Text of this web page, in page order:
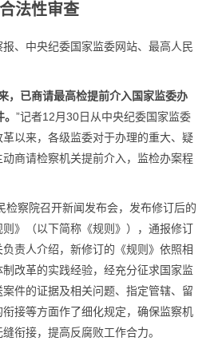
合法性审查
、中央纪委国家监委网站、最高人民
，已商请最高检提前介入国家监委办
”记者12月30日从中央纪委国家监委
以来，各级监委对于办理的重大、疑
商请检察机关提前介入，监检办案程
检察院召开新闻发布会，发布修订后的
则》（以下简称《规则》），通报修订
责人介绍，新修订的《规则》依照相
改革的实践经验，经充分征求国家监
件的证据及相关问题、指定管辖、留
接等方面作了细化规定，确保监察机
衔接，提高反腐败工作合力。